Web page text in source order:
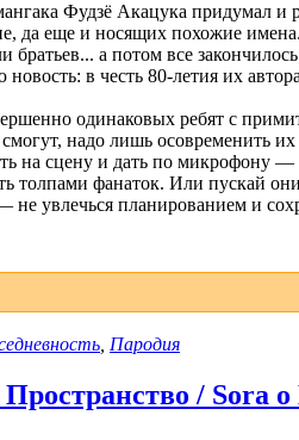
Фудзё Акацука придумал и
да еще и носящих похожие
а потом все
в честь 80-летия их
одинаковых ребят с
смогут, надо лишь осовременить
на сцену и дать по микрофону
толпами фанаток. Или пускай
не увлечься планированием и
, Пародия
/ Sora o